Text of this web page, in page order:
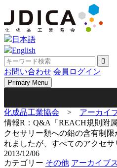
content
日本語
English
お問い合わせ 会員ログイン
Primary Menu
化成品工業協会 > アーカイ
情報R：Q&A「REACH規則附
クセサリー類への鉛の含有制限
れましたが、すべてのアクセサ
2013/12/06
カテゴリー その他 アーカイブス